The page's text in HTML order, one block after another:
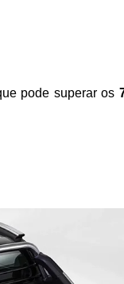
pode superar os